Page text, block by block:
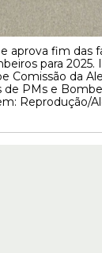
aprova fim das
para 2025.
Comissão da
de PMs e
Reprodução/